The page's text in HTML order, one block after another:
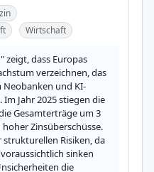
Wirtschaft
zeigt, dass Europas
verzeichnen, das
Neobanken und KI-
Jahr 2025 stiegen die
Gesamterträge um 3
Zinsüberschüsse.
Risiken, da
sinken
die